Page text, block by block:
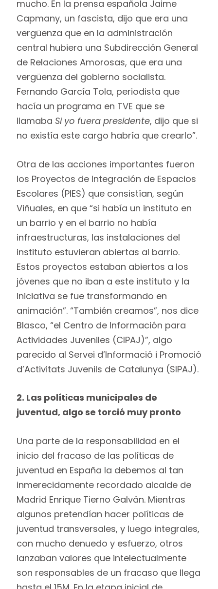
mucho. En la prensa española Jaime
Capmany, un fascista, dijo que era una
vergüenza que en la administración
central hubiera una Subdirección General
de Relaciones Amorosas, que era una
vergüenza del gobierno socialista.
Fernando García Tola, periodista que
hacía un programa en TVE que se
llamaba Si yo fuera presidente, dijo que si
no existía este cargo habría que crearlo”.
Otra de las acciones importantes fueron
los Proyectos de Integración de Espacios
Escolares (PIES) que consistían, según
Viñuales, en que “si había un instituto en
un barrio y en el barrio no había
infraestructuras, las instalaciones del
instituto estuvieran abiertas al barrio.
Estos proyectos estaban abiertos a los
jóvenes que no iban a este instituto y la
iniciativa se fue transformando en
animación”. “También creamos”, nos dice
Blasco, “el Centro de Información para
Actividades Juveniles (CIPAJ)”, algo
parecido al Servei d’Informació i Promoció
d’Activitats Juvenils de Catalunya (SIPAJ).
2. Las políticas municipales de
juventud, algo se torció muy pronto
Una parte de la responsabilidad en el
inicio del fracaso de las políticas de
juventud en España la debemos al tan
inmerecidamente recordado alcalde de
Madrid Enrique Tierno Galván. Mientras
algunos pretendían hacer políticas de
juventud transversales, y luego integrales,
con mucho denuedo y esfuerzo, otros
lanzaban valores que intelectualmente
son responsables de un fracaso que llega